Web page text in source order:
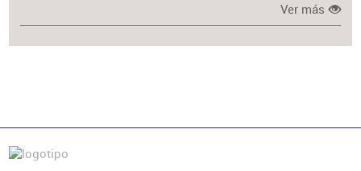
Ver más